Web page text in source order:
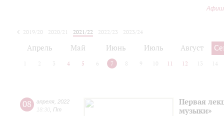
2019/20 2020/21 2021/22 2022/23
2023/24
Апрель Май Июнь Июль Август
2 3 4 5 6 7 8 9 10 11 12 13 14
08 апреля 2022
18:30 Пт
Первая
музыки»